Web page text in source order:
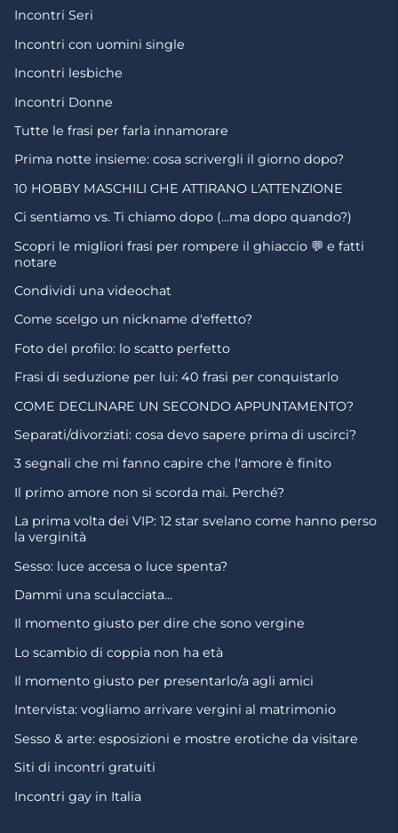
Incontri Seri
Incontri con uomini single
Incontri lesbiche
Incontri Donne
Tutte le frasi per farla innamorare
Prima notte insieme: cosa scrivergli il giorno dopo?
10 HOBBY MASCHILI CHE ATTIRANO L'ATTENZIONE
Ci sentiamo vs. Ti chiamo dopo (...ma dopo quando?)
Scopri le migliori frasi per rompere il ghiaccio 💬 e fatti
notare
Condividi una videochat
Come scelgo un nickname d'effetto?
Foto del profilo: lo scatto perfetto
Frasi di seduzione per lui: 40 frasi per conquistarlo
COME DECLINARE UN SECONDO APPUNTAMENTO?
Separati/divorziati: cosa devo sapere prima di uscirci?
3 segnali che mi fanno capire che l'amore è finito
Il primo amore non si scorda mai. Perché?
La prima volta dei VIP: 12 star svelano come hanno perso
la verginità
Sesso: luce accesa o luce spenta?
Dammi una sculacciata...
Il momento giusto per dire che sono vergine
Lo scambio di coppia non ha età
Il momento giusto per presentarlo/a agli amici
Intervista: vogliamo arrivare vergini al matrimonio
Sesso & arte: esposizioni e mostre erotiche da visitare
Siti di incontri gratuiti
Incontri gay in Italia